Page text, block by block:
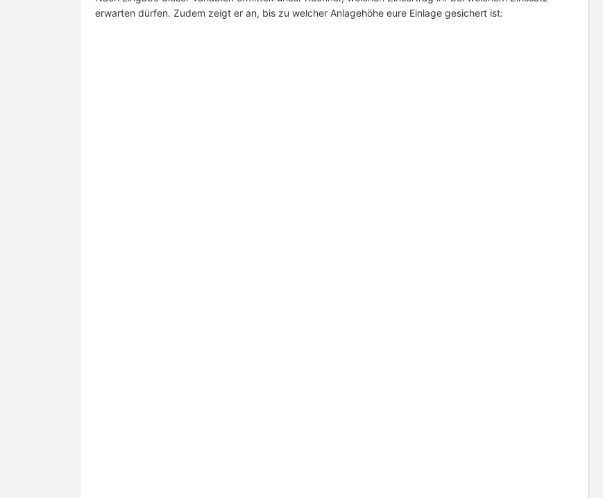
erwarten dürfen. Zudem zeigt er an, bis zu welcher Anlagehöhe eure Einlage gesichert ist: